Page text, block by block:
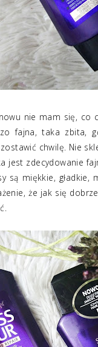
nie mam się, co
fajna, taka zbita,
chwilę. Nie
jest zdecydowanie
są miękkie,
że jak się